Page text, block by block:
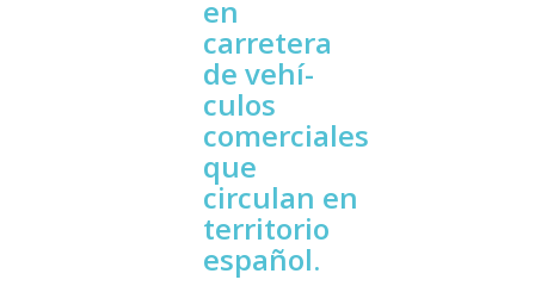
en
carretera
de vehí­
culos
comerciales
que
circulan en
territorio
español.